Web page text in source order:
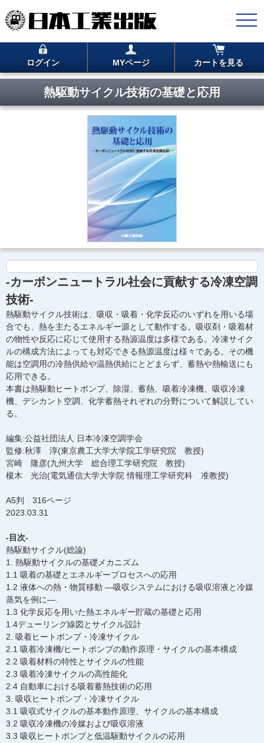
ログイン MYページ カートを見る
熱駆動サイクル技術の基礎と応用
-カーボンニュートラル社会に貢献する冷凍空調
技術-
熱駆動サイクル技術は、吸収・吸着・化学反応のいずれを用いる場
合でも、熱を主たるエネルギー源として動作する。吸収剤・吸着材
の物性や反応に応じて使用する熱源温度は多様である。冷凍サイク
ルの構成方法によっても対応できる熱源温度は様々である。その機
能は空調用の冷熱供給や温熱供給にとどまらず、蓄熱や熱輸送にも
応用できる。
本書は熱駆動ヒートポンプ、除湿、蓄熱、吸着冷凍機、吸収冷凍
機、デシカント空調、化学蓄熱それぞれの分野について解説してい
る。
編集:公益社団法人 日本冷凍空調学会
監修:秋澤 淳(東京農工大学大学院工学研究院 教授)
宮崎 隆彦(九州大学 総合理工学研究院 教授)
榎木 光治(電気通信大学大学院 情報理工学研究科 准教授)
A5判 316ページ
2023.03.31
-目次-
熱駆動サイクル(総論)
1. 熱駆動サイクルの基礎メカニズム
1.1 吸着の基礎とエネルギープロセスへの応用
1.2 液体への熱・物質移動 ―吸収システムにおける吸収溶液と冷媒
蒸気を例に―.
1.3 化学反応を用いた熱エネルギー貯蔵の基礎と応用
1.4デューリング線図とサイクル設計
2. 吸着ヒートポンプ・冷凍サイクル
2.1 吸着冷凍機/ヒートポンプの動作原理・サイクルの基本構成
2.2 吸着材料の特性とサイクルの性能
2.3 吸着冷凍サイクルの高性能化
2.4 自動車における吸着蓄熱技術の応用
3. 吸収ヒートポンプ・冷凍サイクル
3.1 吸収式サイクルの基本動作原理、サイクルの基本構成
3.2 吸収冷凍機の冷媒および吸収溶液
3.3 吸収ヒートポンプと低温駆動サイクルの応用